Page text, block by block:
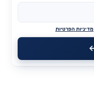
מדיניות הפרטיות